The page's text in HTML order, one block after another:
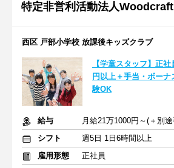
特定非営利活動法人Woodcraft
西区 戸部小学校 放課後キッズクラブ
【学童スタッフ】正
円以上＋手当・ボー
験OK
給与
シフト
週5日 1日6時間以上
雇用形態
正社員